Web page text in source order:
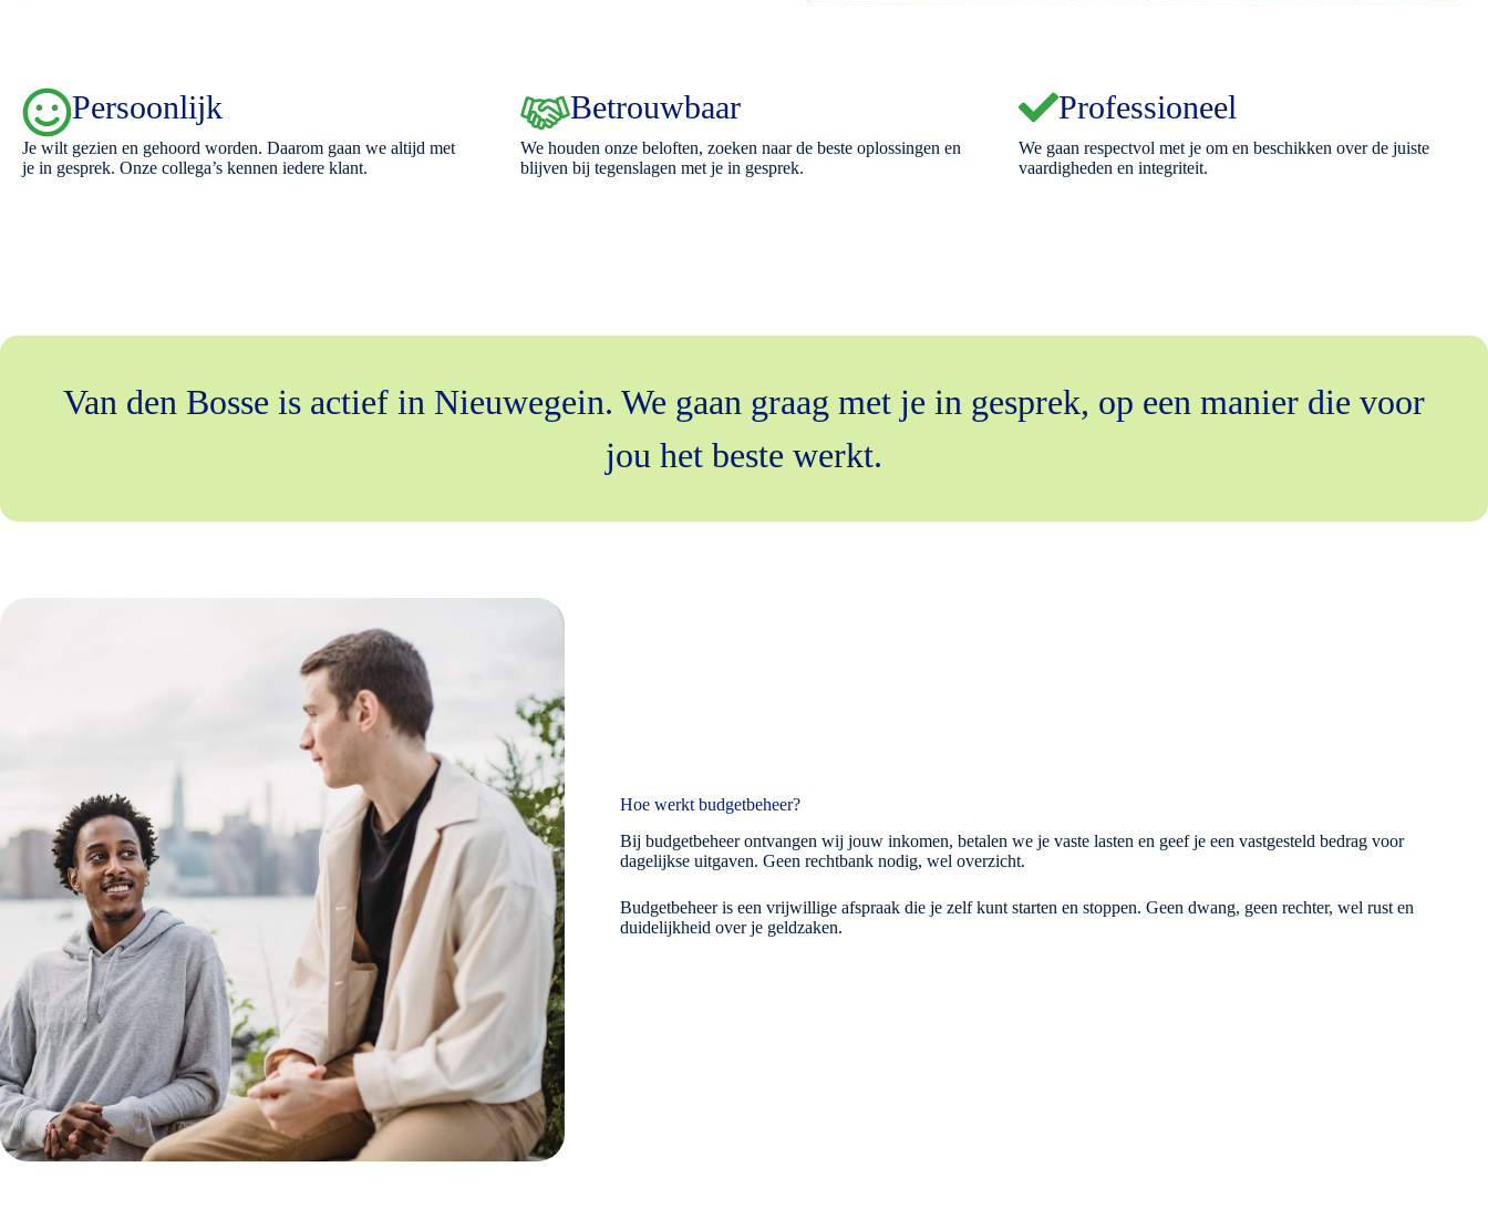
Persoonlijk
Je wilt gezien en gehoord worden. Daarom gaan we altijd met
je in gesprek. Onze collega’s kennen iedere klant.
Betrouwbaar
We houden onze beloften, zoeken naar de beste oplossingen en
blijven bij tegenslagen met je in gesprek.
Professioneel
We gaan respectvol met je om en beschikken over de juiste
vaardigheden en integriteit.
Van den Bosse is actief in Nieuwegein. We gaan graag met je in gesprek, op een manier die voor
jou het beste werkt.
Hoe werkt budgetbeheer?
Bij budgetbeheer ontvangen wij jouw inkomen, betalen we je vaste lasten en geef je een vastgesteld bedrag voor
dagelijkse uitgaven. Geen rechtbank nodig, wel overzicht.
Budgetbeheer is een vrijwillige afspraak die je zelf kunt starten en stoppen. Geen dwang, geen rechter, wel rust en
duidelijkheid over je geldzaken.